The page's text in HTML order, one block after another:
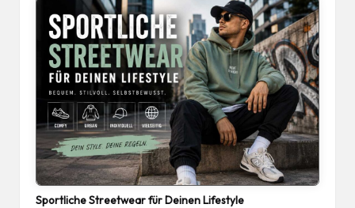
Sportliche Streetwear für Deinen Lifestyle